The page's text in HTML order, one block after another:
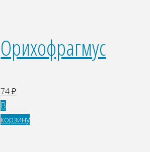
Орихофрагмус
74₽
В
корзину